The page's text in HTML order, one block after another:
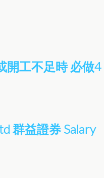
開工不足時 必做4
群益證券 Salary